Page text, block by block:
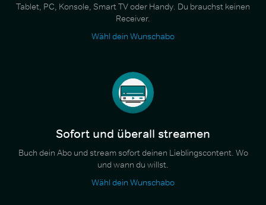
Tablet, PC, Konsole, Smart TV oder Handy. Du brauchst keinen
Receiver.
Wähl dein Wunschabo
Sofort und überall streamen
Buch dein Abo und stream sofort deinen Lieblingscontent. Wo
und wann du willst.
Wähl dein Wunschabo